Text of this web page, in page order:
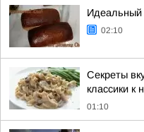
02:10
Секреты
классики к
01:10